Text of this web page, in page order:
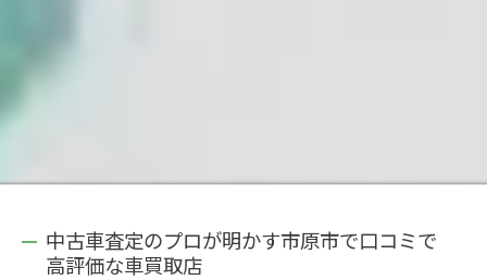
中古車査定のプロが明かす市原市で口コミで
高評価な車買取店